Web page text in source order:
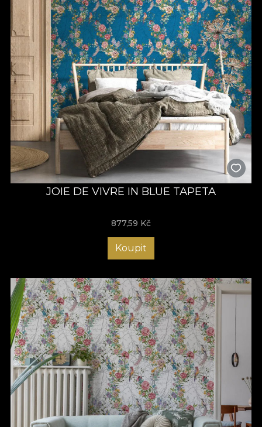
JOIE DE VIVRE IN BLUE TAPETA
877,59 Kč
Koupit